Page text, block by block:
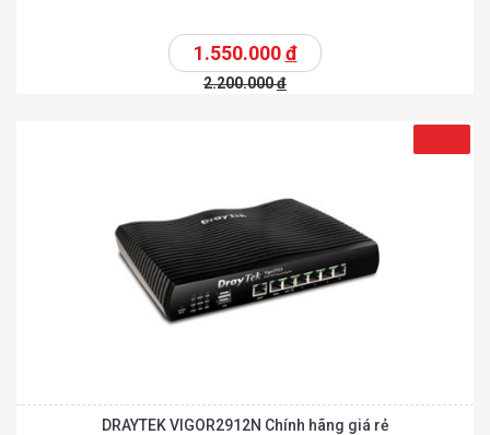
1.550.000đ
2.200.000đ
DRAYTEK VIGOR2912N Chính hãng giá rẻ